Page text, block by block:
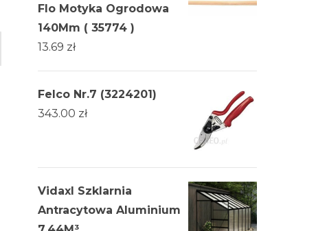
Flo Motyka Ogrodowa
140Mm ( 35774 )
13.69 zł
Felco Nr.7 (3224201)
343.00 zł
Vidaxl Szklarnia
Antracytowa Aluminium